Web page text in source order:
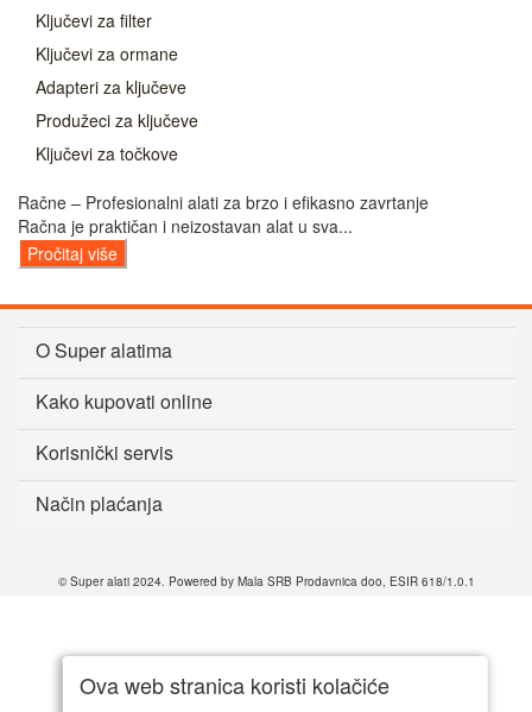
Ključevi za filter
Ključevi za ormane
Adapteri za ključeve
Produžeci za ključeve
Ključevi za točkove
Račne – Profesionalni alati za brzo i efikasno zavrtanje
Račna je praktičan i neizostavan alat u sva...
Pročitaj više
O Super alatima
Kako kupovati online
Korisnički servis
Način plaćanja
© Super alati 2024. Powered by Mala SRB Prodavnica doo, ESIR 618/1.0.1
Ova web stranica koristi kolačiće